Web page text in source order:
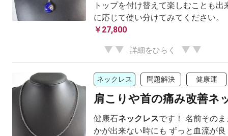
トップを付け替えて楽しむことも出
に応じて使い分けてみてください。
￥27,800
詳細をひらく
ネックレス 問題解決 健康運
肩こりや首の痛み改善ネ
健康石ネックレスです！ 名前その
かが出来ない時にも ずっと血流が